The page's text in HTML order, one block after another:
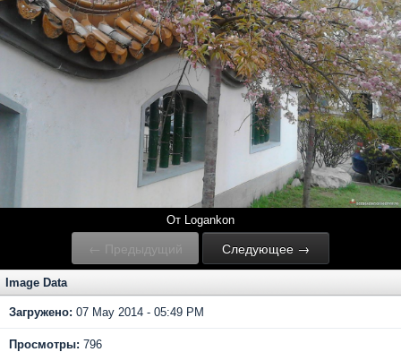
От Logankon
← Предыдущий Следующее →
Image Data
Загружено: 07 May 2014 - 05:49 PM
Просмотры: 796